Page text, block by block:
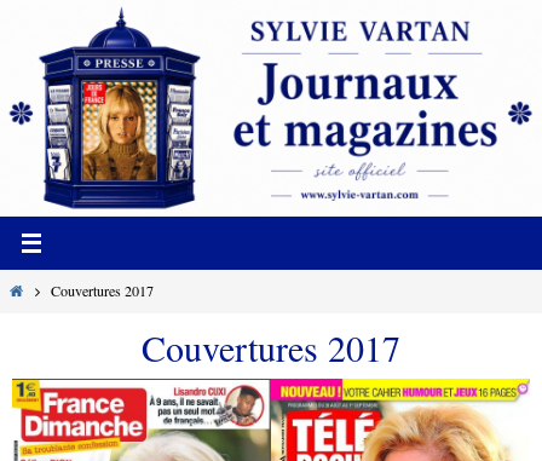
contenu
HomeCouvertures 2017
Couvertures 2017